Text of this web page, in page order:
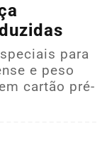
para
e peso
cartão pré-